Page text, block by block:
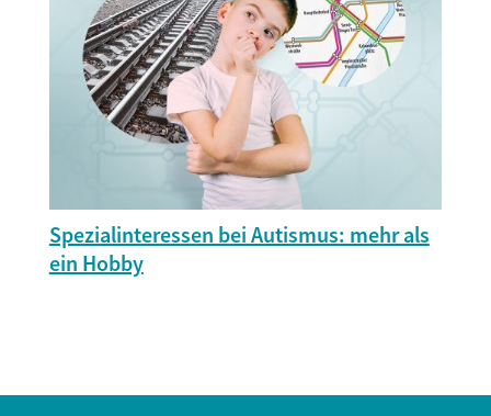
Spezialinteressen bei Autismus: mehr als
ein Hobby